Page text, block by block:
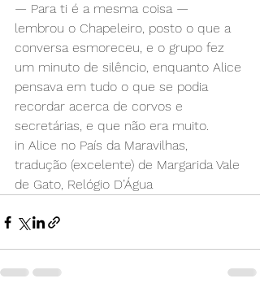
— Para ti é a mesma coisa —
lembrou o Chapeleiro, posto o que a
conversa esmoreceu, e o grupo fez
um minuto de silêncio, enquanto Alice
pensava em tudo o que se podia
recordar acerca de corvos e
secretárias, e que não era muito.
in Alice no País da Maravilhas,
tradução (excelente) de Margarida Vale
de Gato, Relógio D’Água